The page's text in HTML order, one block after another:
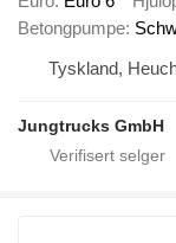
Betongpumpe
Tyskland,
Jungtrucks GmbH